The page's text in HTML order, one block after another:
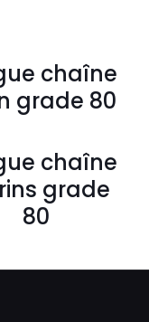
chaîne
grade 80
chaîne
grade
80